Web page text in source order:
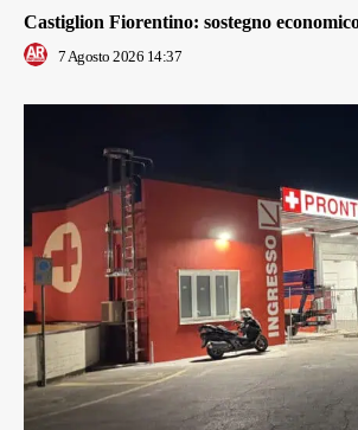
Castiglion Fiorentino: sostegno
7 Agosto 2026 14:37